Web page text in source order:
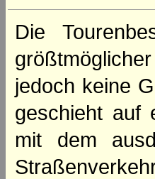
Die
jedoch keine
geschieht auf
mit dem